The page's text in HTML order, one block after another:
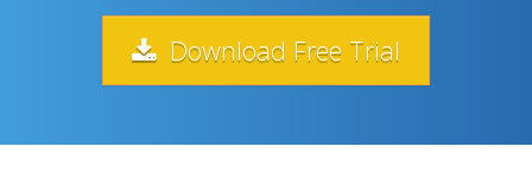
Download Free Trial